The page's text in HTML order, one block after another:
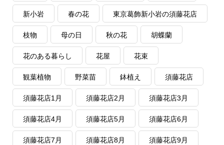
新小岩 春の花 東京葛飾新小岩の須藤花店
枝物 母の日 秋の花 胡蝶蘭
花のある暮らし 花屋 花束
観葉植物 野菜苗 鉢植え 須藤花店
須藤花店1月 須藤花店2月 須藤花店3月
須藤花店4月 須藤花店5月 須藤花店6月
須藤花店7月 須藤花店8月 須藤花店9月